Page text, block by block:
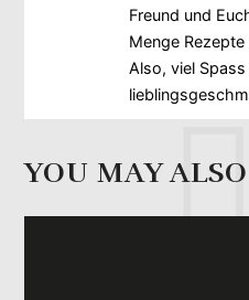
Freund und
Menge
Also, viel Spass
YOU MAY